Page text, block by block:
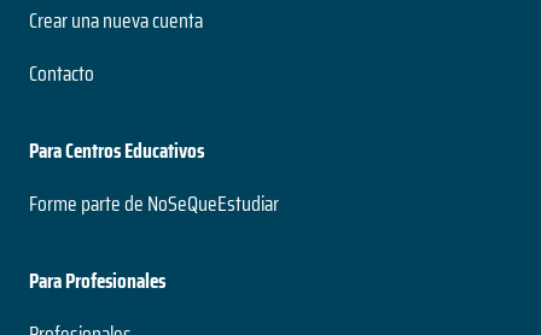
Crear una nueva cuenta
Contacto
Para Centros Educativos
Forme parte de NoSeQueEstudiar
Para Profesionales